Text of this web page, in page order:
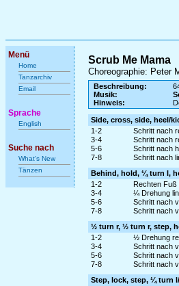
Menü
Home
Tanzarchiv
Email
Sprache
English
Suche nach
What's New
Tänzen
Scrub Me Mama
Choreographie: Peter
Beschreibung:
Musik:
Hinweis:
Side, cross, side, heel/
1-2
Schritt nach
3-4
Schritt nach
5-6
Schritt nach
7-8
Schritt nach
Behind, hold, ¼ turn l,
1-2
Rechten Fuß
3-4
¼ Drehung
5-6
Schritt nach
7-8
Schritt nach
½ turn r, ½ turn r, step,
1-2
½ Drehung
3-4
Schritt nach
5-6
Schritt nach
7-8
Schritt nach
Step, lock, step, ¼ turn